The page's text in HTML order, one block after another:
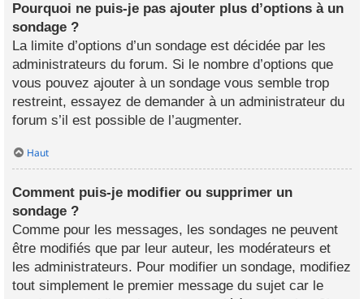
Pourquoi ne puis-je pas ajouter plus d’options à un
sondage ?
La limite d’options d’un sondage est décidée par les
administrateurs du forum. Si le nombre d’options que
vous pouvez ajouter à un sondage vous semble trop
restreint, essayez de demander à un administrateur du
forum s’il est possible de l’augmenter.
Haut
Comment puis-je modifier ou supprimer un
sondage ?
Comme pour les messages, les sondages ne peuvent
être modifiés que par leur auteur, les modérateurs et
les administrateurs. Pour modifier un sondage, modifiez
tout simplement le premier message du sujet car le